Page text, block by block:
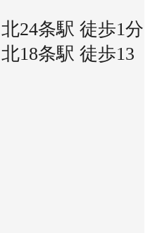
24条駅 徒歩1分
18条駅 徒歩13